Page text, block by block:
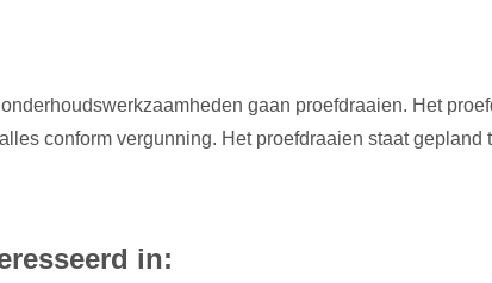
gaan proefdraaien. Het
conform vergunning. Het proefdraaien staat gepland
in: